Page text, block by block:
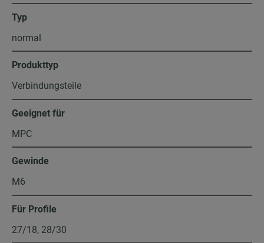
Typ
normal
Produkttyp
Verbindungsteile
Geeignet für
MPC
Gewinde
M6
Für Profile
27/18, 28/30